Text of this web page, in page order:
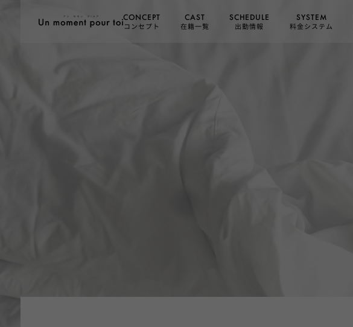
CONCEPT
コンセプト
CAST
在籍一覧
SCHEDULE
出勤情報
SYSTEM
料金システム